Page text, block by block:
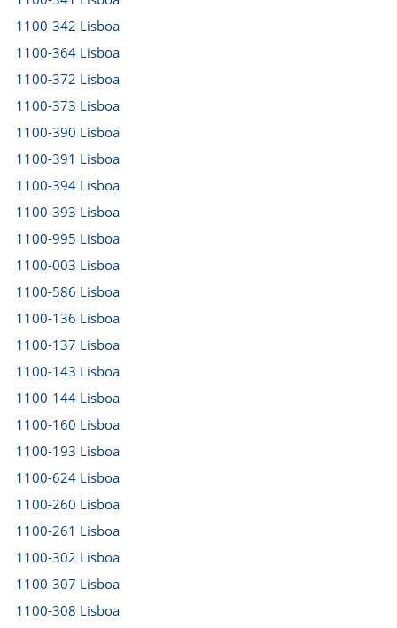
1100-342 Lisboa
1100-364 Lisboa
1100-372 Lisboa
1100-373 Lisboa
1100-390 Lisboa
1100-391 Lisboa
1100-394 Lisboa
1100-393 Lisboa
1100-995 Lisboa
1100-003 Lisboa
1100-586 Lisboa
1100-136 Lisboa
1100-137 Lisboa
1100-143 Lisboa
1100-144 Lisboa
1100-160 Lisboa
1100-193 Lisboa
1100-624 Lisboa
1100-260 Lisboa
1100-261 Lisboa
1100-302 Lisboa
1100-307 Lisboa
1100-308 Lisboa